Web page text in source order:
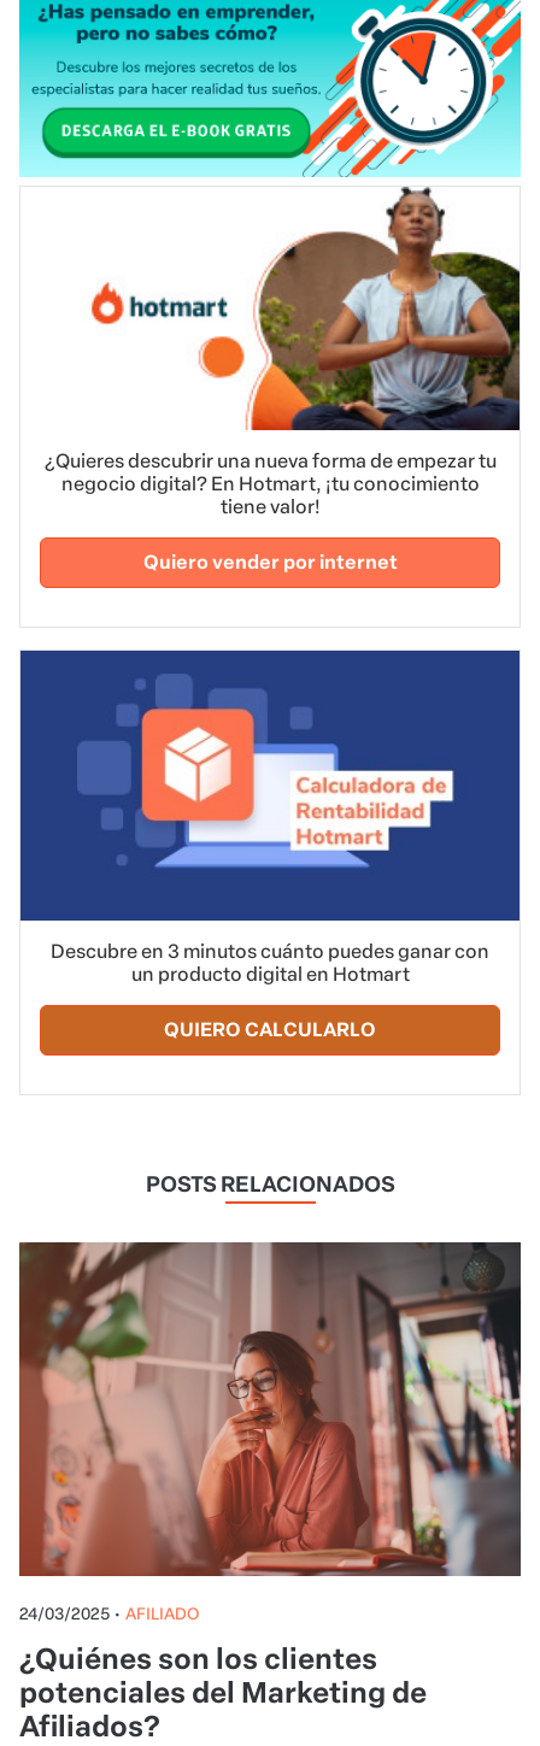
¿Quieres descubrir una nueva forma de empezar tu
negocio digital? En Hotmart, ¡tu conocimiento
tiene valor!
Quiero vender por internet
Descubre en 3 minutos cuánto puedes ganar con
un producto digital en Hotmart
QUIERO CALCULARLO
POSTS RELACIONADOS
24/03/2025 • AFILIADO
¿Quiénes son los clientes
potenciales del Marketing de
Afiliados?